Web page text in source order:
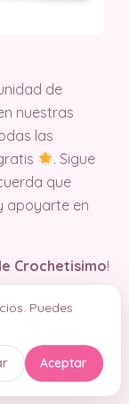
de
nuestras
las
. Sigue
que
apoyarte en
Crochetisimo!
un correo a:
Puedes
Aceptar